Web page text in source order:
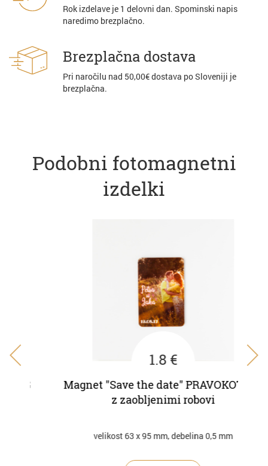
Rok izdelave je 1 delovni dan. Spominski napis
naredimo brezplačno.
Brezplačna dostava
Pri naročilu nad 50,00€ dostava po Sloveniji je
brezplačna.
Podobni fotomagnetni
izdelki
Magnet "Save the date" PRAVOKOTNIK
z zaobljenimi robovi
velikost 63 x 95 mm, debelina 0,5 mm